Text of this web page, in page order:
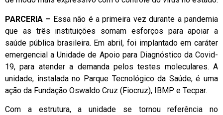
PARCERIA – Essa não é a primeira vez durante a pandemia
que as três instituições somam esforços para apoiar a
saúde pública brasileira. Em abril, foi implantado em caráter
emergencial a Unidade de Apoio para Diagnóstico da Covid-
19, para atender a demanda pelos testes moleculares. A
unidade, instalada no Parque Tecnológico da Saúde, é uma
ação da Fundação Oswaldo Cruz (Fiocruz), IBMP e Tecpar.
Com a estrutura, a unidade se tornou referência no